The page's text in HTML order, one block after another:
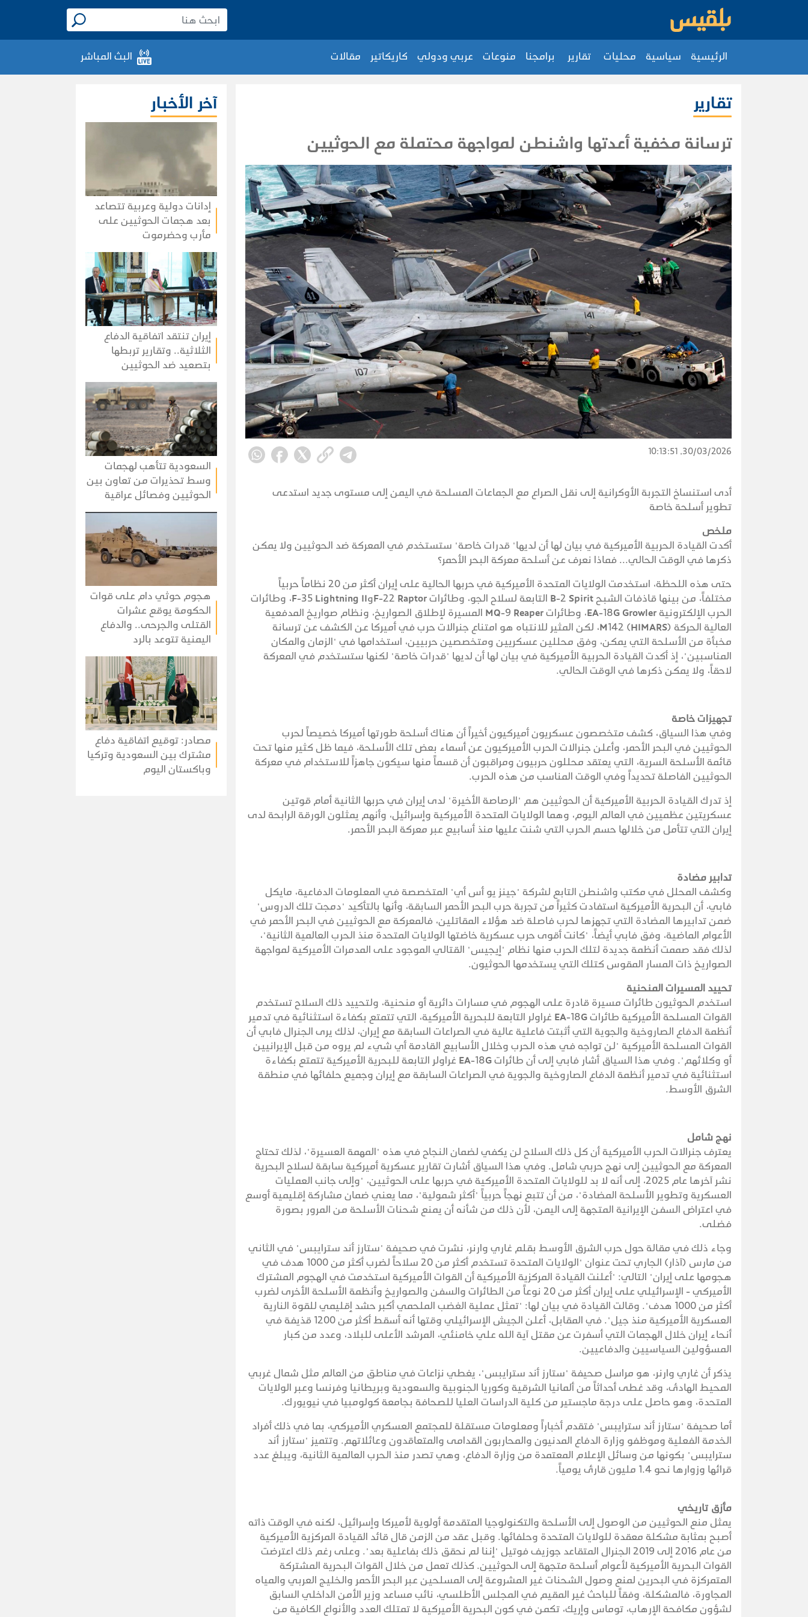
الرئيسية سياسية محليات تقارير برامجنا منوعات عربي ودولي كاريكاتير مقالات البث المباشر
تقارير
ترسانة مخفية أعدتها واشنطن لمواجهة محتملة مع الحوثيين
30/03/2026, 10:13:51
أدى استنساخ التجربة الأوكرانية إلى نقل الصراع مع الجماعات المسلحة في اليمن إلى مستوى جديد استدعى
تطوير أسلحة خاصة
ملخص
أكدت القيادة الحربية الأميركية في بيان لها أن لديها" قدرات خاصة" ستستخدم في المعركة ضد الحوثيين ولا يمكن
ذكرها في الوقت الحالي... فماذا نعرف عن أسلحة معركة البحر الأحمر؟
حتى هذه اللحظة، استخدمت الولايات المتحدة الأميركية في حربها الحالية على إيران أكثر من 20 نظاماً حربياً
مختلفاً، من بينها قاذفات الشبح B-2 Spirit التابعة لسلاح الجو، وطائرات F-22 RaptorوF-35 Lightning II، وطائرات
الحرب الإلكترونية EA-18G Growler، وطائرات MQ-9 Reaper المسيرة لإطلاق الصواريخ، ونظام صواريخ المدفعية
العالية الحركة M142 (HIMARS)، لكن المثير للانتباه هو امتناع جنرالات حرب في أميركا عن الكشف عن ترسانة
مخبأة من الأسلحة التي يمكن، وفق محللين عسكريين ومتخصصين حربيين، استخدامها في "الزمان والمكان
المناسبين"، إذ أكدت القيادة الحربية الأميركية في بيان لها أن لديها "قدرات خاصة" لكنها ستستخدم في المعركة
لاحقاً، ولا يمكن ذكرها في الوقت الحالي.
تجهيزات خاصة
وفي هذا السياق، كشف متخصصون عسكريون أميركيون أخيراً أن هناك أسلحة طورتها أميركا خصيصاً لحرب
الحوثيين في البحر الأحمر، وأعلن جنرالات الحرب الأميركيون عن أسماء بعض تلك الأسلحة، فيما ظل كثير منها تحت
قائمة الأسلحة السرية، التي يعتقد محللون حربيون ومراقبون أن قسماً منها سيكون جاهزاً للاستخدام في معركة
الحوثيين الفاصلة تحديداً وفي الوقت المناسب من هذه الحرب.
إذ تدرك القيادة الحربية الأميركية أن الحوثيين هم "الرصاصة الأخيرة" لدى إيران في حربها الثانية أمام قوتين
عسكريتين عظميين في العالم اليوم، وهما الولايات المتحدة الأميركية وإسرائيل، وأنهم يمثلون الورقة الرابحة لدى
إيران التي تتأمل من خلالها حسم الحرب التي شنت عليها منذ أسابيع عبر معركة البحر الأحمر.
تدابير مضادة
وكشف المحلل في مكتب واشنطن التابع لشركة "جينز يو أس أي" المتخصصة في المعلومات الدفاعية، مايكل
فابي، أن البحرية الأميركية استفادت كثيراً من تجربة حرب البحر الأحمر السابقة، وأنها بالتأكيد "دمجت تلك الدروس"
ضمن تدابيرها المضادة التي تجهزها لحرب فاصلة ضد هؤلاء المقاتلين، فالمعركة مع الحوثيين في البحر الأحمر في
الأعوام الماضية، وفق فابي أيضاً، "كانت أقوى حرب عسكرية خاضتها الولايات المتحدة منذ الحرب العالمية الثانية"،
لذلك فقد صممت أنظمة جديدة لتلك الحرب منها نظام "إيجيس" القتالي الموجود على المدمرات الأميركية لمواجهة
الصواريخ ذات المسار المقوس كتلك التي يستخدمها الحوثيون.
تحييد المسيرات المنحنية
استخدم الحوثيون طائرات مسيرة قادرة على الهجوم في مسارات دائرية أو منحنية، ولتحييد ذلك السلاح تستخدم
القوات المسلحة الأميركية طائرات EA-18G غراولر التابعة للبحرية الأميركية، التي تتمتع بكفاءة استثنائية في تدمير
أنظمة الدفاع الصاروخية والجوية التي أثبتت فاعلية عالية في الصراعات السابقة مع إيران، لذلك يرى الجنرال فابي أن
القوات المسلحة الأميركية "لن تواجه في هذه الحرب وخلال الأسابيع القادمة أي شيء لم يروه من قبل الإيرانيين
أو وكلائهم". وفي هذا السياق أشار فابي إلى أن طائرات EA-18G غراولر التابعة للبحرية الأميركية تتمتع بكفاءة
استثنائية في تدمير أنظمة الدفاع الصاروخية والجوية في الصراعات السابقة مع إيران وجميع حلفائها في منطقة
الشرق الأوسط.
نهج شامل
يعترف جنرالات الحرب الأميركية أن كل ذلك السلاح لن يكفي لضمان النجاح في هذه "المهمة العسيرة"، لذلك تحتاج
المعركة مع الحوثيين إلى نهج حربي شامل. وفي هذا السياق أشارت تقارير عسكرية أميركية سابقة لسلاح البحرية
نشر آخرها عام 2025، إلى أنه لا بد للولايات المتحدة الأميركية في حربها على الحوثيين، "وإلى جانب العمليات
العسكرية وتطوير الأسلحة المضادة"، من أن تتبع نهجاً حربياً "أكثر شمولية"، مما يعني ضمان مشاركة إقليمية أوسع
في اعتراض السفن الإيرانية المتجهة إلى اليمن، لأن ذلك من شأنه أن يمنع شحنات الأسلحة من المرور بصورة
فضلى.
وجاء ذلك في مقالة حول حرب الشرق الأوسط بقلم غاري وارنر، نشرت في صحيفة "ستارز أند سترايبس" في الثاني
من مارس (آذار) الجاري تحت عنوان "الولايات المتحدة تستخدم أكثر من 20 سلاحاً لضرب أكثر من 1000 هدف في
هجومها على إيران" التالي: "أعلنت القيادة المركزية الأميركية أن القوات الأميركية استخدمت في الهجوم المشترك
الأميركي - الإسرائيلي على إيران أكثر من 20 نوعاً من الطائرات والسفن والصواريخ وأنظمة الأسلحة الأخرى لضرب
أكثر من 1000 هدف". وقالت القيادة في بيان لها: "تمثل عملية الغضب الملحمي أكبر حشد إقليمي للقوة النارية
العسكرية الأميركية منذ جيل". في المقابل، أعلن الجيش الإسرائيلي وقتها أنه أسقط أكثر من 1200 قذيفة في
أنحاء إيران خلال الهجمات التي أسفرت عن مقتل آية الله علي خامنئي، المرشد الأعلى للبلاد، وعدد من كبار
المسؤولين السياسيين والدفاعيين.
يذكر أن غاري وارنر، هو مراسل صحيفة "ستارز أند سترايبس"، يغطي نزاعات في مناطق من العالم مثل شمال غربي
المحيط الهادئ، وقد غطى أحداثاً من ألمانيا الشرقية وكوريا الجنوبية والسعودية وبريطانيا وفرنسا وعبر الولايات
المتحدة، وهو حاصل على درجة ماجستير من كلية الدراسات العليا للصحافة بجامعة كولومبيا في نيويورك.
أما صحيفة "ستارز أند سترايبس" فتقدم أخباراً ومعلومات مستقلة للمجتمع العسكري الأميركي، بما في ذلك أفراد
الخدمة الفعلية وموظفو وزارة الدفاع المدنيون والمحاربون القدامى والمتعاقدون وعائلاتهم. وتتميز "ستارز أند
سترايبس" بكونها من وسائل الإعلام المعتمدة من وزارة الدفاع، وهي تصدر منذ الحرب العالمية الثانية، ويبلغ عدد
قرائها وزوارها نحو 1.4 مليون قارئ يومياً.
مأزق تاريخي
يمثل منع الحوثيين من الوصول إلى الأسلحة والتكنولوجيا المتقدمة أولوية لأميركا وإسرائيل، لكنه في الوقت ذاته
أصبح بمثابة مشكلة معقدة للولايات المتحدة وحلفائها. وقبل عقد من الزمن قال قائد القيادة المركزية الأميركية
من عام 2016 إلى 2019 الجنرال المتقاعد جوزيف فوتيل "إننا لم نحقق ذلك بفاعلية بعد". وعلى رغم ذلك اعترضت
القوات البحرية الأميركية لأعوام أسلحة متجهة إلى الحوثيين. كذلك تعمل من خلال القوات البحرية المشتركة
المتمركزة في البحرين لمنع وصول الشحنات غير المشروعة إلى المسلحين عبر البحر الأحمر والخليج العربي والمياه
المجاورة، فالمشكلة، وفقاً للباحث غير المقيم في المجلس الأطلسي، نائب مساعد وزير الأمن الداخلي السابق
لشؤون مكافحة الإرهاب، توماس وإريك، تكمن في كون البحرية الأميركية لا تمتلك العدد والأنواع الكافية من
آخر الأخبار
إدانات دولية وعربية تتصاعد
بعد هجمات الحوثيين على
مأرب وحضرموت
إيران تنتقد اتفاقية الدفاع
الثلاثية.. وتقارير تربطها
بتصعيد ضد الحوثيين
السعودية تتأهب لهجمات
وسط تحذيرات من تعاون بين
الحوثيين وفصائل عراقية
هجوم حوثي دام على قوات
الحكومة يوقع عشرات
القتلى والجرحى.. والدفاع
اليمنية تتوعد بالرد
مصادر: توقيع اتفاقية دفاع
مشترك بين السعودية وتركيا
وباكستان اليوم